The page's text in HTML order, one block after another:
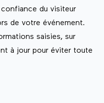
du visiteur
de votre événement.
saisies, sur
à jour pour éviter toute